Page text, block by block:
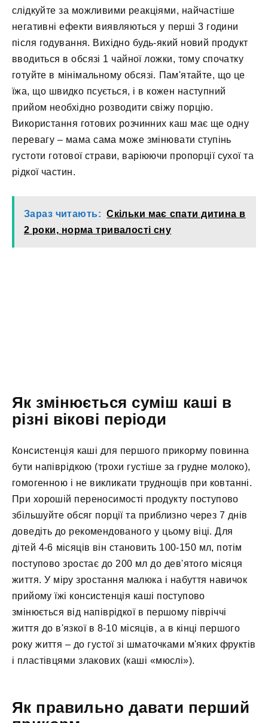
слідкуйте за можливими реакціями, найчастіше
негативні ефекти виявляються у перші 3 години
після годування. Вихідно будь-який новий продукт
вводиться в обсязі 1 чайної ложки, тому спочатку
готуйте в мінімальному обсязі. Пам'ятайте, що це
їжа, що швидко псується, і в кожен наступний
прийом необхідно розводити свіжу порцію.
Використання готових розчинних каш має ще одну
перевагу – мама сама може змінювати ступінь
густоти готової страви, варіюючи пропорції сухої та
рідкої частин.
Зараз читають: Скільки має спати дитина в
2 роки, норма тривалості сну
Як змінюється суміш каші в
різні вікові періоди
Консистенція каші для першого прикорму повинна
бути напіврідкою (трохи густіше за грудне молоко),
гомогенною і не викликати труднощів при ковтанні.
При хорошій переносимості продукту поступово
збільшуйте обсяг порції та приблизно через 7 днів
доведіть до рекомендованого у цьому віці. Для
дітей 4-6 місяців він становить 100-150 мл, потім
поступово зростає до 200 мл до дев'ятого місяця
життя. У міру зростання малюка і набуття навичок
прийому їжі консистенція каші поступово
змінюється від напіврідкої в першому півріччі
життя до в'язкої в 8-10 місяців, а в кінці першого
року життя – до густої зі шматочками м'яких фруктів
і пластівцями злакових (каші «мюслі»).
Як правильно давати перший